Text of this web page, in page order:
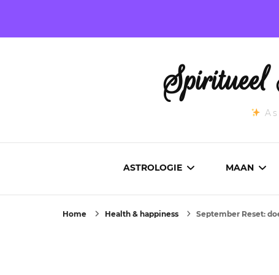
ASTROLOGIE MAAN
Home Health & happiness September Reset: